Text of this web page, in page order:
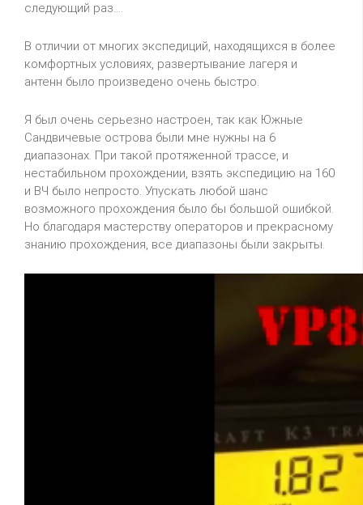
следующий раз....
В отличии от многих экспедиций, находящихся в более
комфортных условиях, развертывание лагеря и
антенн было произведено очень быстро.
Я был очень серьезно настроен, так как Южные
Сандвичевые острова были мне нужны на 6
диапазонах. При такой протяженной трассе, и
нестабильном прохождении, взять экспедицию на 160
и ВЧ было непросто. Упускать любой шанс
возможного прохождения было бы большой ошибкой.
Но благодаря мастерству операторов и прекрасному
знанию прохождения, все диапазоны были закрыты.